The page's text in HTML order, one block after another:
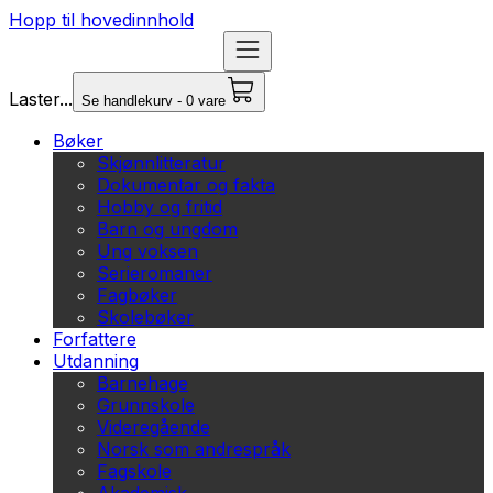
Hopp til hovedinnhold
Laster... Se handlekurv - 0 vare
Bøker
Skjønnlitteratur
Dokumentar og fakta
Hobby og fritid
Barn og ungdom
Ung voksen
Serieromaner
Fagbøker
Skolebøker
Forfattere
Utdanning
Barnehage
Grunnskole
Videregående
Norsk som andrespråk
Fagskole